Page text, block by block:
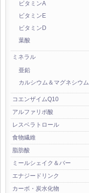
ビタミンA
ビタミンE
ビタミンD
葉酸
ミネラル
亜鉛
カルシウム＆マグネシウム
コエンザイムQ10
アルファリポ酸
レスベラトロール
食物繊維
脂肪酸
ミールシェイク＆バー
エナジードリンク
カーボ・炭水化物